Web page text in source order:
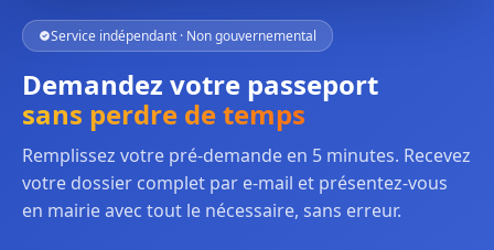
Service indépendant · Non gouvernemental
Demandez votre passeport
sans perdre de temps
Remplissez votre pré-demande en 5 minutes. Recevez
votre dossier complet par e-mail et présentez-vous
en mairie avec tout le nécessaire, sans erreur.